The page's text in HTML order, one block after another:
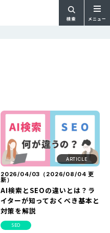
検索 メニュー
ARTICLE
2026/04/03（ 2026/08/04 更
新）
AI検索とSEOの違いとは？ラ
イターが知っておくべき基本と
対策を解説
SEO